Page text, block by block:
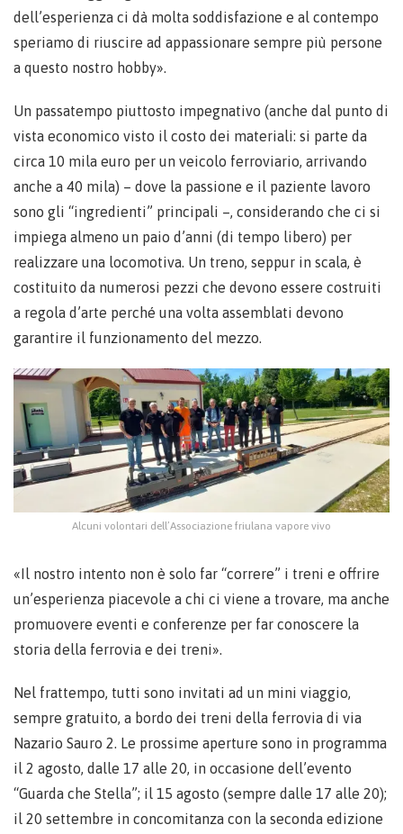
dell’esperienza ci dà molta soddisfazione e al contempo
speriamo di riuscire ad appassionare sempre più persone
a questo nostro hobby».
Un passatempo piuttosto impegnativo (anche dal punto di
vista economico visto il costo dei materiali: si parte da
circa 10 mila euro per un veicolo ferroviario, arrivando
anche a 40 mila) – dove la passione e il paziente lavoro
sono gli “ingredienti” principali –, considerando che ci si
impiega almeno un paio d’anni (di tempo libero) per
realizzare una locomotiva. Un treno, seppur in scala, è
costituito da numerosi pezzi che devono essere costruiti
a regola d’arte perché una volta assemblati devono
garantire il funzionamento del mezzo.
Alcuni volontari dell’Associazione friulana vapore vivo
«Il nostro intento non è solo far “correre” i treni e offrire
un’esperienza piacevole a chi ci viene a trovare, ma anche
promuovere eventi e conferenze per far conoscere la
storia della ferrovia e dei treni».
Nel frattempo, tutti sono invitati ad un mini viaggio,
sempre gratuito, a bordo dei treni della ferrovia di via
Nazario Sauro 2. Le prossime aperture sono in programma
il 2 agosto, dalle 17 alle 20, in occasione dell’evento
“Guarda che Stella”; il 15 agosto (sempre dalle 17 alle 20);
il 20 settembre in concomitanza con la seconda edizione